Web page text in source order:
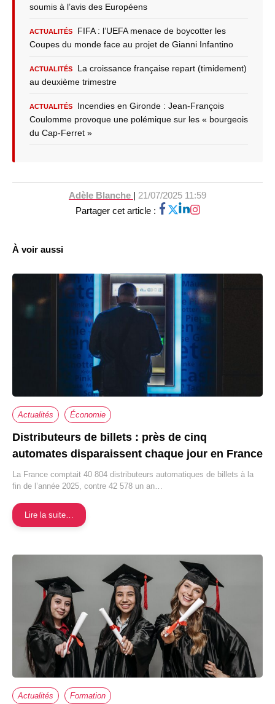
soumis à l’avis des Européens
ACTUALITÉS
FIFA : l’UEFA menace de boycotter les
Coupes du monde face au projet de Gianni Infantino
ACTUALITÉS
La croissance française repart (timidement)
au deuxième trimestre
ACTUALITÉS
Incendies en Gironde : Jean-François
Coulomme provoque une polémique sur les « bourgeois
du Cap-Ferret »
Adèle Blanche | 21/07/2025 11:59
Partager cet article :
À voir aussi
Actualités Économie
Distributeurs de billets : près de cinq
automates disparaissent chaque jour en France
La France comptait 40 804 distributeurs automatiques de billets à la
fin de l’année 2025, contre 42 578 un an…
Lire la suite…
Actualités Formation